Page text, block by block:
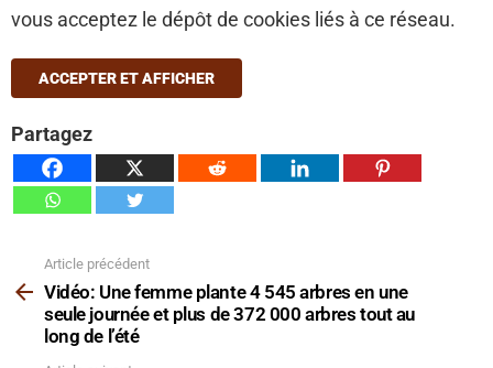
vous acceptez le dépôt de cookies liés à ce réseau.
ACCEPTER ET AFFICHER
Partagez
plus
Article précédent
Vidéo: Une femme plante 4 545 arbres en une
seule journée et plus de 372 000 arbres tout au
long de l’été